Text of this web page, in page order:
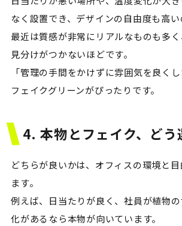
なく設置でき、デザインの自由度も高い
最近は質感が非常にリアルなものも多
見分けがつかないほどです。
「管理の手間をかけずに雰囲気を良くし
フェイクグリーンがぴったりです。
4. 本物とフェイク、どう
どちらが良いかは、オフィスの環境と
ます。
例えば、日当たりが良く、社員が植物
化があるなら本物が向いています。